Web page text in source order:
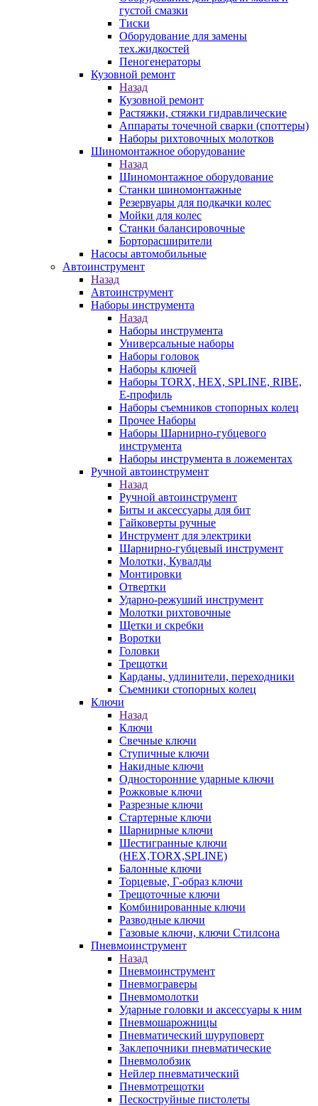
густой смазки
Тиски
Оборудование для замены
тех.жидкостей
Пеногенераторы
Кузовной ремонт
Назад
Кузовной ремонт
Растяжки, стяжки гидравлические
Аппараты точечной сварки (споттеры)
Наборы рихтовочных молотков
Шиномонтажное оборудование
Назад
Шиномонтажное оборудование
Станки шиномонтажные
Резервуары для подкачки колес
Мойки для колес
Станки балансировочные
Борторасширители
Насосы автомобильные
Автоинструмент
Назад
Автоинструмент
Наборы инструмента
Назад
Наборы инструмента
Универсальные наборы
Наборы головок
Наборы ключей
Наборы TORX, HEX, SPLINE, RIBE,
E-профиль
Наборы съемников стопорных колец
Прочее Наборы
Наборы Шарнирно-губцевого
инструмента
Наборы инструмента в ложементах
Ручной автоинструмент
Назад
Ручной автоинструмент
Биты и аксессуары для бит
Гайковерты ручные
Инструмент для электрики
Шарнирно-губцевый инструмент
Молотки, Кувалды
Монтировки
Отвертки
Ударно-режуший инструмент
Молотки рихтовочные
Щетки и скребки
Воротки
Головки
Трещотки
Карданы, удлинители, переходники
Съемники стопорных колец
Ключи
Назад
Ключи
Свечные ключи
Ступичные ключи
Накидные ключи
Односторонние ударные ключи
Рожковые ключи
Разрезные ключи
Стартерные ключи
Шарнирные ключи
Шестигранные ключи
(HEX,TORX,SPLINE)
Балонные ключи
Торцевые, Г-образ ключи
Трещоточные ключи
Комбинированные ключи
Разводные ключи
Газовые ключи, ключи Стилсона
Пневмоинструмент
Назад
Пневмоинструмент
Пневмограверы
Пневмомолотки
Ударные головки и аксессуары к ним
Пневмошарожницы
Пневматический шуруповерт
Заклепочники пневматические
Пневмолобзик
Нейлер пневматический
Пневмотрещотки
Пескоструйные пистолеты